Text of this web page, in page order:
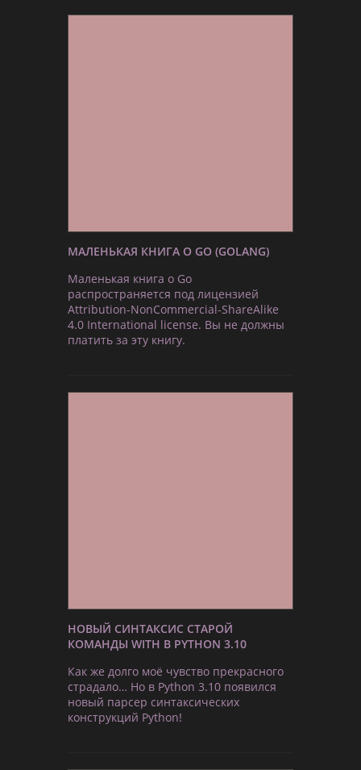
МАЛЕНЬКАЯ КНИГА О GO (GOLANG)
Маленькая книга о Go
распространяется под лицензией
Attribution-NonCommercial-ShareAlike
4.0 International license. Вы не должны
платить за эту книгу.
НОВЫЙ СИНТАКСИС СТАРОЙ
КОМАНДЫ WITH В PYTHON 3.10
Как же долго моё чувство прекрасного
страдало… Но в Python 3.10 появился
новый парсер синтаксических
конструкций Python!